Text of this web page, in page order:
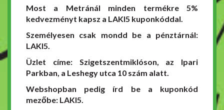
Most a Metránál minden termékre 5%
kedvezményt kapsz a LAKI5 kuponkóddal.
Személyesen csak mondd be a pénztárnál:
LAKI5.
Üzlet címe: Szigetszentmiklóson, az Ipari
Parkban, a Leshegy utca 10 szám alatt.
Webshopban pedig írd be a kuponkód
mezőbe: LAKI5.